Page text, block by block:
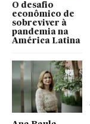
O desafio
econômico de
sobreviver à
pandemia na
América Latina